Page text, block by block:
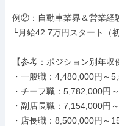
例②：自動車業界＆営業経
└月給42.7万円スタート（
【参考：ポジション別年収
・一般職：4,480,000円～
・チーフ職：5,782,000円
・副店長職：7,154,000円
・店長職：8,500,000円～